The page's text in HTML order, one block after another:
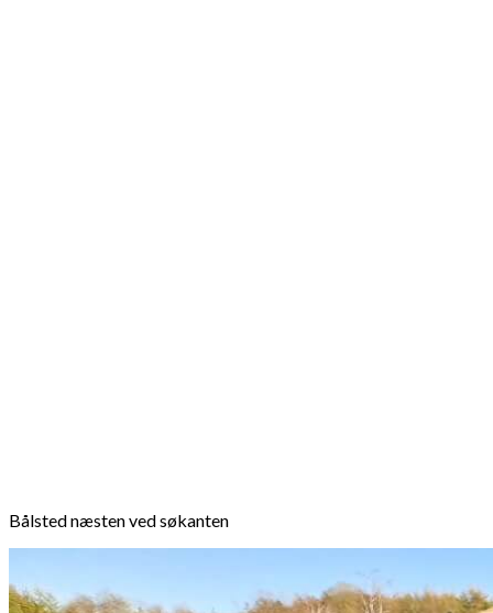
Bålsted næsten ved søkanten